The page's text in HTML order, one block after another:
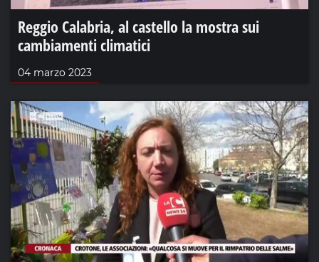
Reggio Calabria, al castello la mostra sui
cambiamenti climatici
04 marzo 2023